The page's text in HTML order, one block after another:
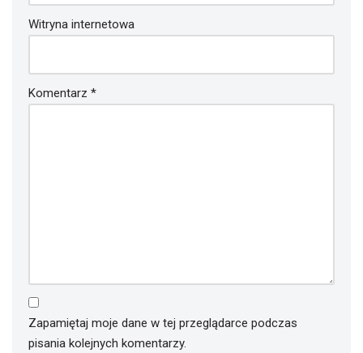
Witryna internetowa
Komentarz *
Zapamiętaj moje dane w tej przeglądarce podczas
pisania kolejnych komentarzy.